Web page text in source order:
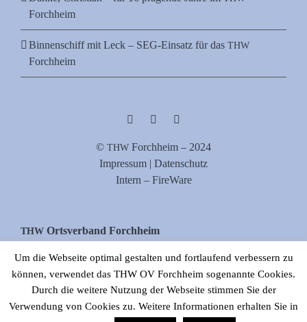
Forchheim
Binnenschiff mit Leck – SEG-Einsatz für das THW
Forchheim
© THW Forch­heim – 2024
Impres­sum | Datenschutz
Intern – FireWare
THW Orts­ver­band Forchheim
Tel. 09191/977880
E‑Mail: info[at]thw-forchheim.de
Um die Webseite optimal gestalten und fortlaufend verbessern zu
können, verwendet das THW OV Forchheim sogenannte Cookies.
Durch die weitere Nutzung der Webseite stimmen Sie der
Verwendung von Cookies zu. Weitere Informationen erhalten Sie in